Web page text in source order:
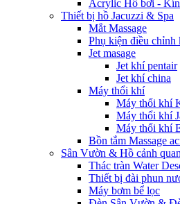
Acrylic Hồ bơi -
Thiết bị hồ Jacuzzi & Spa
Mắt Massage
Phụ kiện điều chỉnh
Jet masage
Jet khí pentair
Jet khí china
Máy thổi khí
Máy thổi khí
Máy thổi khí
Máy thổi khí
Bồn tắm Massage
Sân Vườn & Hồ cảnh quan
Thác tràn Water
Thiết bị đài phun
Máy bơm bể lọc